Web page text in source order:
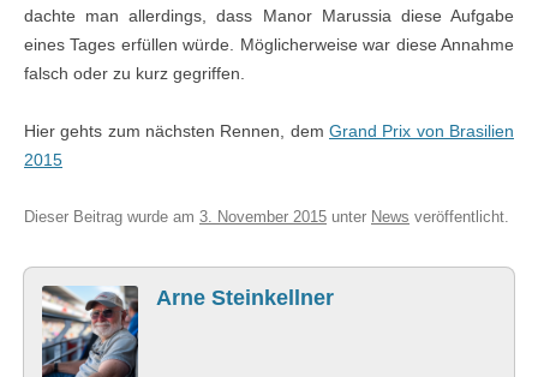
dachte man allerdings, dass Manor Marussia diese Aufgabe
eines Tages erfüllen würde. Möglicherweise war diese Annahme
falsch oder zu kurz gegriffen.
Hier gehts zum nächsten Rennen, dem Grand Prix von Brasilien
2015
Dieser Beitrag wurde am 3. November 2015 unter News veröffentlicht.
Arne Steinkellner